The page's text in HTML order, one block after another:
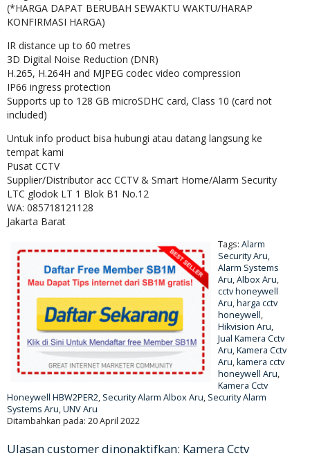
(*HARGA DAPAT BERUBAH SEWAKTU WAKTU/HARAP
KONFIRMASI HARGA)
IR distance up to 60 metres
3D Digital Noise Reduction (DNR)
H.265, H.264H and MJPEG codec video compression
IP66 ingress protection
Supports up to 128 GB microSDHC card, Class 10 (card not
included)
Untuk info product bisa hubungi atau datang langsung ke
tempat kami
Pusat CCTV
Supplier/Distributor acc CCTV & Smart Home/Alarm Security
LTC glodok LT 1 Blok B1 No.12
WA: 085718121128
Jakarta Barat
Tags: Alarm
Security Aru,
Alarm Systems
Aru,Albox Aru,
cctv honeywell
Aru,harga cctv
honeywell,
Hikvision Aru,
Jual Kamera Cctv
Aru,Kamera Cctv
Aru,kamera cctv
honeywell Aru,
Kamera Cctv
Honeywell HBW2PER2, Security Alarm Albox Aru, Security Alarm
Systems Aru,UNV Aru
Ditambahkan pada: 20 April 2022
Ulasan customer dinonaktifkan: Kamera Cctv